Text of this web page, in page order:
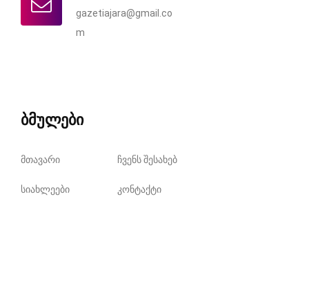
gazetiajara@gmail.co
m
ბმულები
მთავარი ჩვენს შესახებ
სიახლეები კონტაქტი